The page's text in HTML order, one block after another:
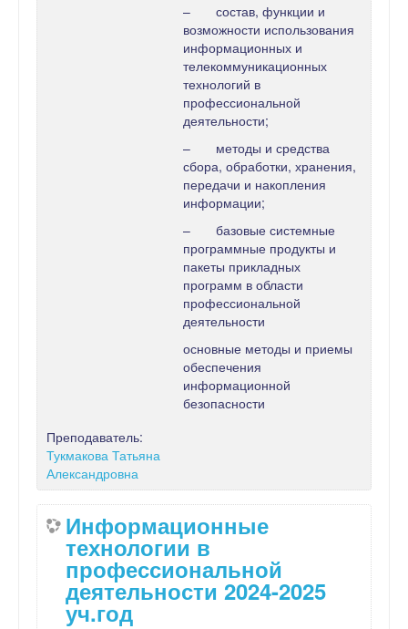
– состав, функции и
возможности использования
информационных и
телекоммуникационных
технологий в
профессиональной
деятельности;
– методы и средства
сбора, обработки, хранения,
передачи и накопления
информации;
– базовые системные
программные продукты и
пакеты прикладных
программ в области
профессиональной
деятельности
основные методы и приемы
обеспечения
информационной
безопасности
Преподаватель:
Тукмакова Татьяна
Александровна
Информационные
технологии в
профессиональной
деятельности 2024-2025
уч.год